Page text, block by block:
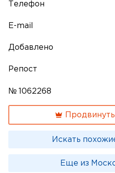
Телефон
E-mail
Добавлено
Репост
№ 1062268
Искать
Еще из